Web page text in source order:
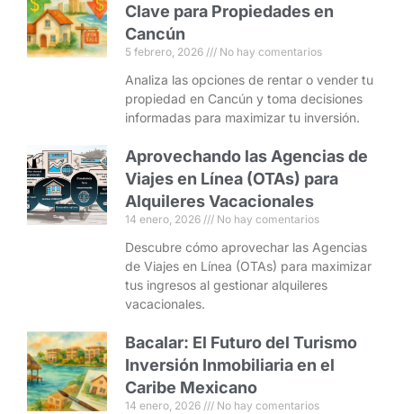
Clave para Propiedades en
Cancún
5 febrero, 2026 No hay comentarios
Analiza las opciones de rentar o vender tu
propiedad en Cancún y toma decisiones
informadas para maximizar tu inversión.
Aprovechando las Agencias de
Viajes en Línea (OTAs) para
Alquileres Vacacionales
14 enero, 2026 No hay comentarios
Descubre cómo aprovechar las Agencias
de Viajes en Línea (OTAs) para maximizar
tus ingresos al gestionar alquileres
vacacionales.
Bacalar: El Futuro del Turismo
Inversión Inmobiliaria en el
Caribe Mexicano
14 enero, 2026 No hay comentarios